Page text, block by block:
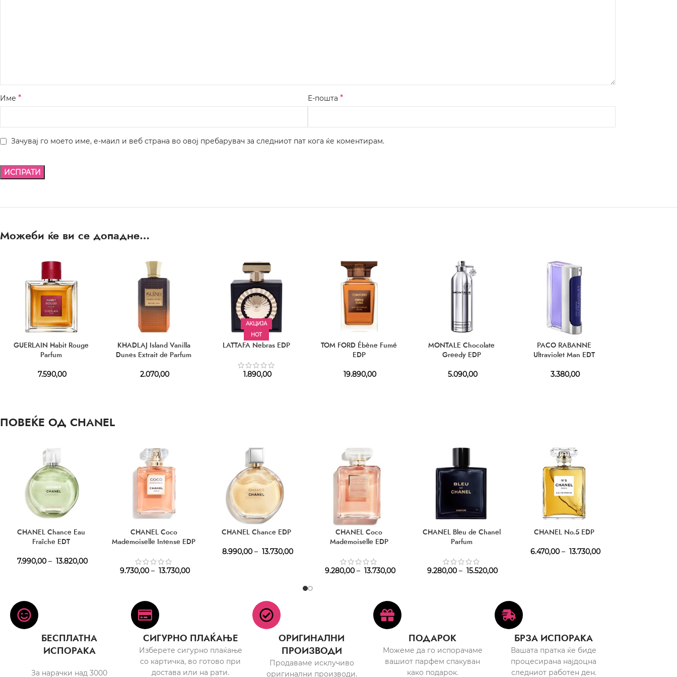
Име * Е-пошта *
Зачувај го моето име, е-маил и веб страна во овој пребарувач за следниот пат кога ќе коментирам.
Можеби ќе ви се допадне…
GUERLAIN Habit Rouge
Parfum
7.590,00
KHADLAJ Island Vanilla
Dunes Extrait de Parfum
2.070,00
АКЦИЈА
HOT
LATTAFA Nebras EDP
1.890,00
TOM FORD Ébène Fumé
EDP
19.890,00
MONTALE Chocolate
Greedy EDP
5.090,00
PACO RABANNE
Ultraviolet Man EDT
3.380,00
ПОВЕЌЕ ОД CHANEL
CHANEL Chance Eau
Fraîche EDT
7.990,00 – 13.820,00
CHANEL Coco
Mademoiselle Intense EDP
9.730,00 – 13.730,00
CHANEL Chance EDP
8.990,00 – 13.730,00
CHANEL Coco
Mademoiselle EDP
9.280,00 – 13.730,00
CHANEL Bleu de Chanel
Parfum
9.280,00 – 15.520,00
CHANEL No.5 EDP
6.470,00 – 13.730,00
БЕСПЛАТНА
ИСПОРАКА
За нарачки над 3000
СИГУРНО ПЛАЌАЊЕ
Изберете сигурно плаќање
со картичка, во готово при
достава или на рати.
ОРИГИНАЛНИ
ПРОИЗВОДИ
Продаваме исклучиво
оригинални производи.
ПОДАРОК
Можеме да го испорачаме
вашиот парфем спакуван
како подарок.
БРЗА ИСПОРАКА
Вашата пратка ќе биде
процесирана најдоцна
следниот работен ден.